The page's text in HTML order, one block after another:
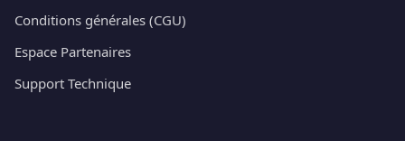
Conditions générales (CGU)
Espace Partenaires
Support Technique